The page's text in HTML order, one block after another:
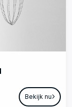
Bekijk nu